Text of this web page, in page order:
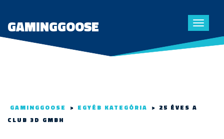
Toggle
GAMINGGOOSE
GAMINGGOOSE > EGYÉB KATEGÓRIA > 25 ÉVES A
CLUB 3D GMBH